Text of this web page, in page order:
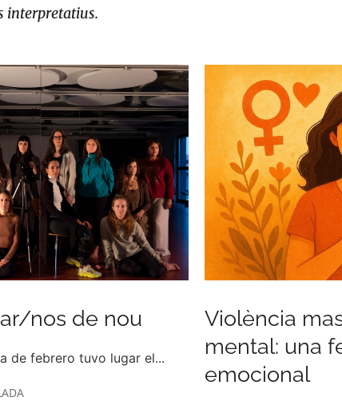
interpretatius.
nos de nou
de febrero tuvo lugar el...
Violència
mental: una
emocional